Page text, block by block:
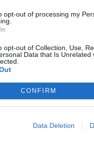
opt-out of processing my
opt-out of Collection, Use,
Data that Is
CONFIRM
Data Deletion